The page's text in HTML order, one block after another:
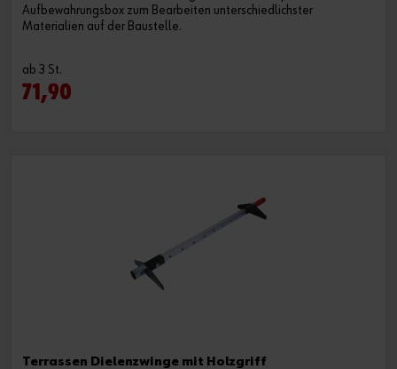
Aufbewahrungsbox zum Bearbeiten unterschiedlichster
Materialien auf der Baustelle.
ab 3 St.
71,90
Terrassen Dielenzwinge mit Holzgriff